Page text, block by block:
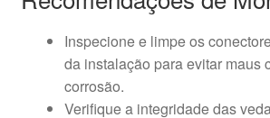
Inspecione e limpe os
da instalação para evitar maus
corrosão.
Verifique a integridade das